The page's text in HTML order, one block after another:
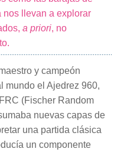
nos llevan a explorar
a priori, no
y campeón
mundo el Ajedrez 960,
(Fischer Random
nuevas capas de
una partida clásica
un componente